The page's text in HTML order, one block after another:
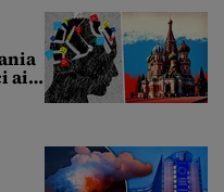
ai